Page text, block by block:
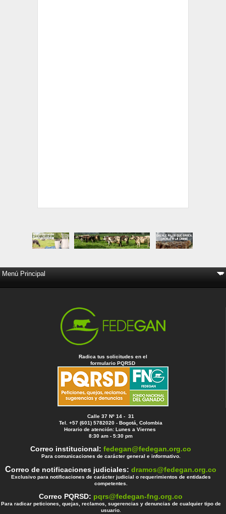
Radica tus solicitudes en el
formulario PQRSD
Calle 37 Nº 14 - 31
Tel. +57 (601) 5782020 - Bogotá, Colombia
Horario de atención: Lunes a Viernes
8:30 am - 5:30 pm
Correo institucional:fedegan@fedegan.org.co
Para comunicaciones de carácter general e informativo.
Correo de notificaciones judiciales:dramos@fedegan.org.co
Exclusivo para notificaciones de carácter judicial o requerimientos de entidades
competentes.
Correo PQRSD: pqrs@fedegan-fng.org.co
Para radicar peticiones, quejas, reclamos, sugerencias y denuncias de cualquier tipo de
usuario.